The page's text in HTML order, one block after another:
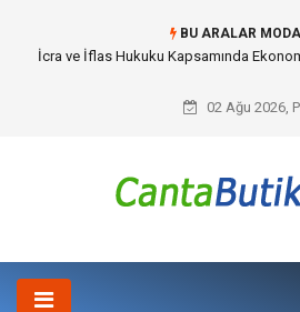
BU ARALAR MODA
Cybersecurity Solutions (Siber Güvenlik
02 Ağu 2026,